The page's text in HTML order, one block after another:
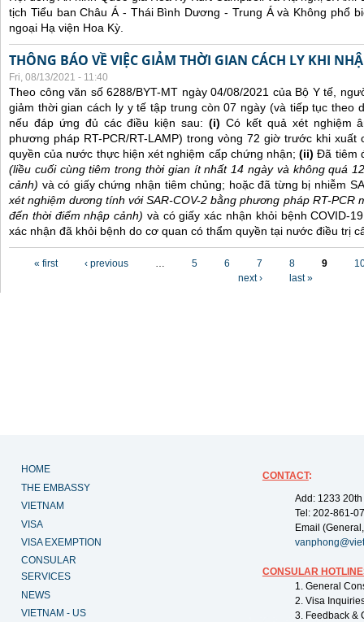
tịch Tiểu ban Châu Á - Thái Bình Dương - Trung Á và Không phổ
ngoại Hạ viện Hoa Kỳ.
THÔNG BÁO VỀ VIỆC GIẢM THỜI GIAN CÁCH LY KHI
Fri, 08/13/2021 - 11:40
Theo công văn số 6288/BYT-MT ngày 04/08/2021 của Bộ Y tế,
giảm thời gian cách ly y tế tập trung còn 07 ngày (và tiếp tục theo
nếu đáp ứng đủ các điều kiện sau: (i) Có kết quả xét nghiệm
phương pháp RT-PCR/RT-LAMP) trong vòng 72 giờ trước khi
quyền của nước thực hiện xét nghiệm cấp chứng nhận;(ii)Đã tiêm
(liều cuối cùng tiêm trong thời gian ít nhất 14 ngày và không quá
cảnh) và có giấy chứng nhận tiêm chủng; hoặc đã từng bị nhiễm
xét nghiệm dương tính với SAR-COV-2 bằng phương pháp RT-PCR
đến thời điểm nhập cảnh) và có giấy xác nhận khỏi bệnh COVID-
xác nhận đã khỏi bệnh do cơ quan có thẩm quyền tại nước điều trị
« first ‹ previous … 5 6 7 8 9
next ›
last »
HOME
THE EMBASSY
VIETNAM
VISA
VISA EXEMPTION
CONSULAR
SERVICES
NEWS
VIETNAM - US
CONTACT:
Add: 1233
Tel: 202-861-
Email
CONSULAR
1. General
2. Visa
3. Feedback &